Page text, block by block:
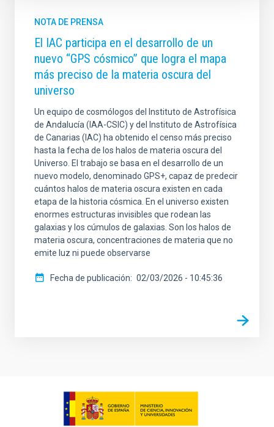
NOTA DE PRENSA
El IAC participa en el desarrollo de un
nuevo “GPS cósmico” que logra el mapa
más preciso de la materia oscura del
universo
Un equipo de cosmólogos del Instituto de Astrofísica
de Andalucía (IAA-CSIC) y del Instituto de Astrofísica
de Canarias (IAC) ha obtenido el censo más preciso
hasta la fecha de los halos de materia oscura del
Universo. El trabajo se basa en el desarrollo de un
nuevo modelo, denominado GPS+, capaz de predecir
cuántos halos de materia oscura existen en cada
etapa de la historia cósmica. En el universo existen
enormes estructuras invisibles que rodean las
galaxias y los cúmulos de galaxias. Son los halos de
materia oscura, concentraciones de materia que no
emite luz ni puede observarse
Fecha de publicación 02/03/2026 - 10:45:36